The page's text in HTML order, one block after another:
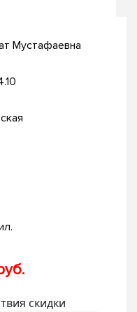
Мустафаевна
скидки